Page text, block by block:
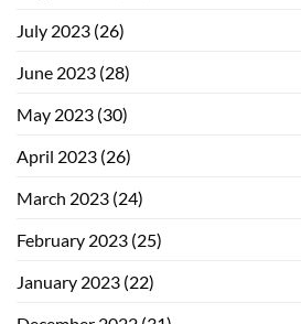
July 2023 (26)
June 2023 (28)
May 2023 (30)
April 2023 (26)
March 2023 (24)
February 2023 (25)
January 2023 (22)